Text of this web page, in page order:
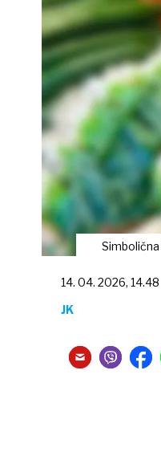
14. 04. 2026, 14.48
JK